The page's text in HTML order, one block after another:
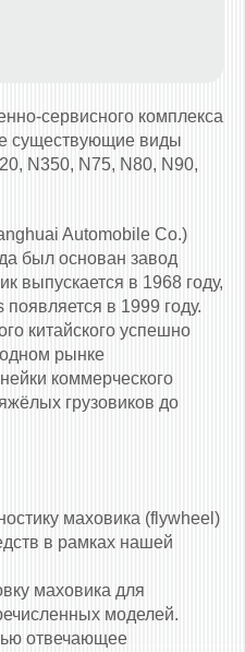
сервисного комплекса
существующие виды
N350, N75, N80, N90,
Automobile Co.)
был основан завод
выпускается в 1968 году,
в 1999 году.
китайского успешно
рынке
коммерческого
грузовиков до
маховика (flywheel)
в рамках нашей
маховика для
моделей.
отвечающее